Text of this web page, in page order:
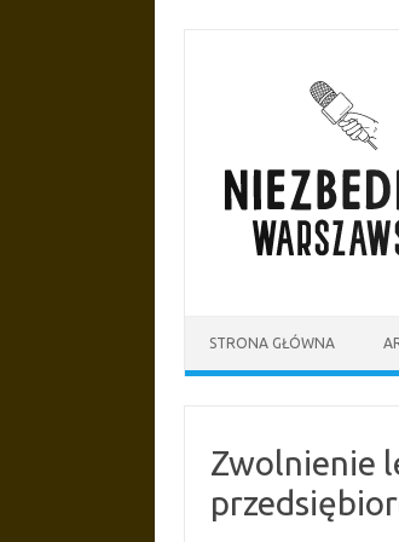
STRONA GŁÓWNA
Zwolnienie